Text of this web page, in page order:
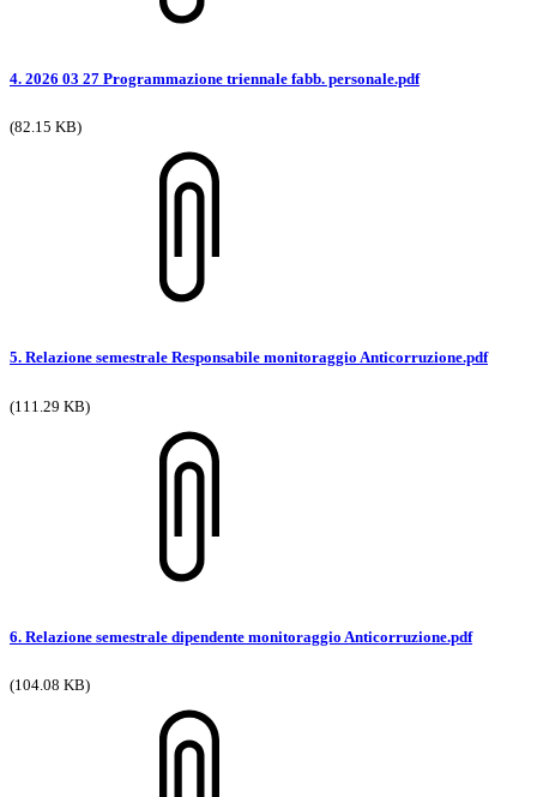
4. 2026 03 27 Programmazione triennale fabb. personale.pdf
(82.15 KB)
5. Relazione semestrale Responsabile monitoraggio Anticorruzione.pdf
(111.29 KB)
6. Relazione semestrale dipendente monitoraggio Anticorruzione.pdf
(104.08 KB)